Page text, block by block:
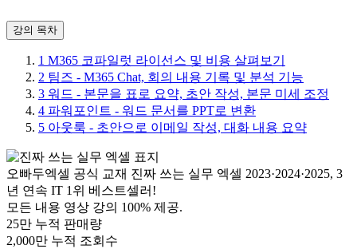
강의 목차
1 M365 코파일럿 라이선스 및 비용 살펴보기
2 팀즈 - M365 Chat, 회의 내용 기록 및 분석 기능
3 워드 - 본문을 표로 요약, 초안 작성, 본문 미세 조정
4 파워포인트 - 워드 문서를 PPT로 변환
5 아웃룩 - 초안으로 이메일 작성, 대화 내용 요약
오빠두엑셀 공식 교재 진짜 쓰는 실무 엑셀 2023·2024·2025, 3
년 연속 IT 1위 베스트셀러!
모든 내용 영상 강의 100% 제공.
25만 누적 판매량
2,000만 누적 조회수